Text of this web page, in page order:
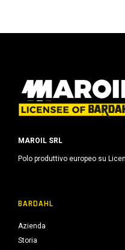
MAROIL SRL
Polo produttivo europeo su
BARDAHL
Azienda
Storia